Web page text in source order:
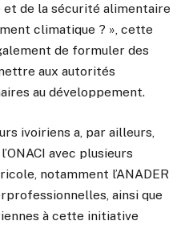
de la sécurité alimentaire
climatique ? », cette
de formuler des
aux autorités
au développement.
ivoiriens a, par ailleurs,
avec plusieurs
notamment l’ANADER
ainsi que
à cette initiative